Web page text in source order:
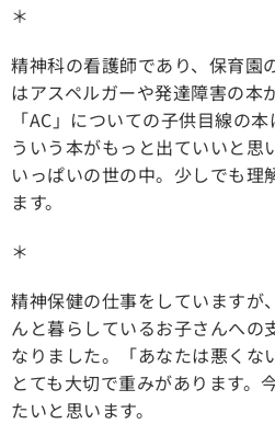
＊
精神科の看護師であり、保育園
はアスペルガーや発達障害の本
「AC」についての子供目線の
ういう本がもっと出ていいと思
いっぱいの世の中。少しでも理
ます。
＊
精神保健の仕事をしていますが
んと暮らしているお子さんへの
なりました。「あなたは悪くな
とても大切で重みがあります。
たいと思います。